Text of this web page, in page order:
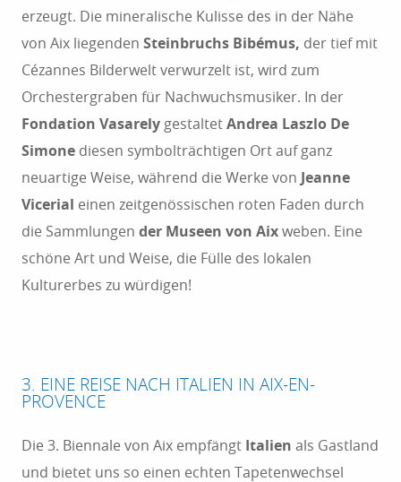
erzeugt. Die mineralische Kulisse des in der Nähe
von Aix liegenden Steinbruchs Bibémus, der tief mit
Cézannes Bilderwelt verwurzelt ist, wird zum
Orchestergraben für Nachwuchsmusiker. In der
Fondation Vasarely gestaltetAndrea Laszlo De
Simone diesen symbolträchtigen Ort auf ganz
neuartige Weise, während die Werke von Jeanne
Vicerial einen zeitgenössischen roten Faden durch
die Sammlungen der Museen von Aixweben. Eine
schöne Art und Weise, die Fülle des lokalen
Kulturerbes zu würdigen!
3. EINE REISE NACH ITALIEN IN AIX-EN-
PROVENCE
Die 3. Biennale von Aix empfängt Italien als Gastland
und bietet uns so einen echten Tapetenwechsel